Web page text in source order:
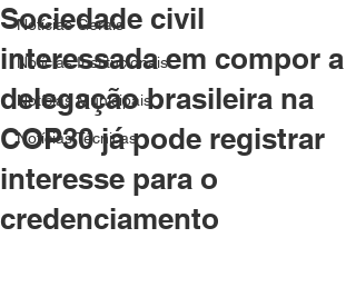
Notícias Gerais
Notícias Institucionais
Notícias Municipais
Notícias Técnicas
Sociedade civil
interessada em compor a
delegação brasileira na
COP30 já pode registrar
interesse para o
credenciamento